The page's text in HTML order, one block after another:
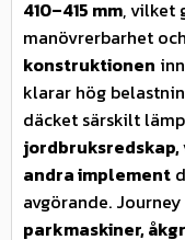
410–415 mm, vilket
manövrerbarhet
konstruktionen
klarar hög
däcket särskilt
jordbruksredskap,
andra implement
avgörande.
parkmaskiner,